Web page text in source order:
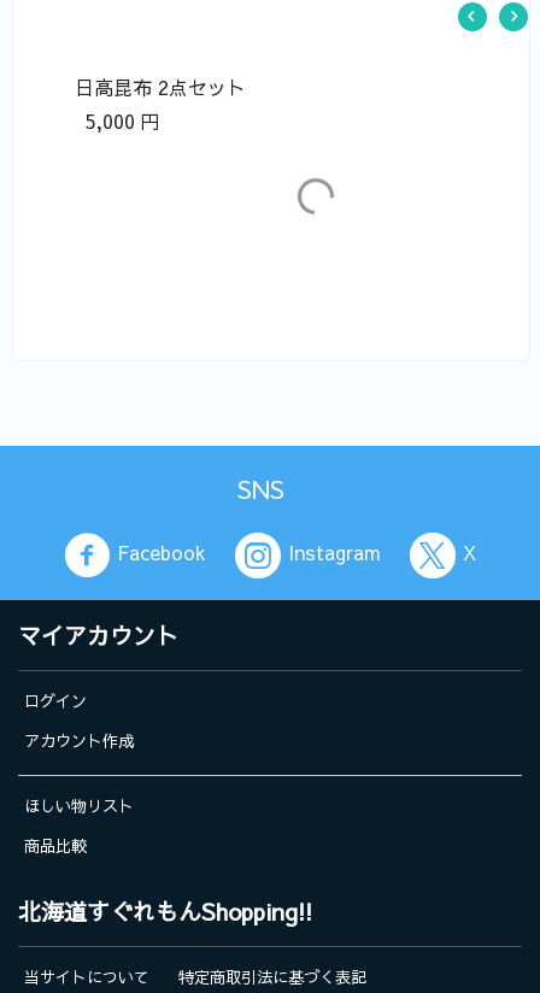
日高昆布 2点セット
5,000 円
SNS
Facebook Instagram X
マイアカウント
ログイン
アカウント作成
ほしい物リスト
商品比較
北海道すぐれもんShopping!!
当サイトについて 特定商取引法に基づく表記